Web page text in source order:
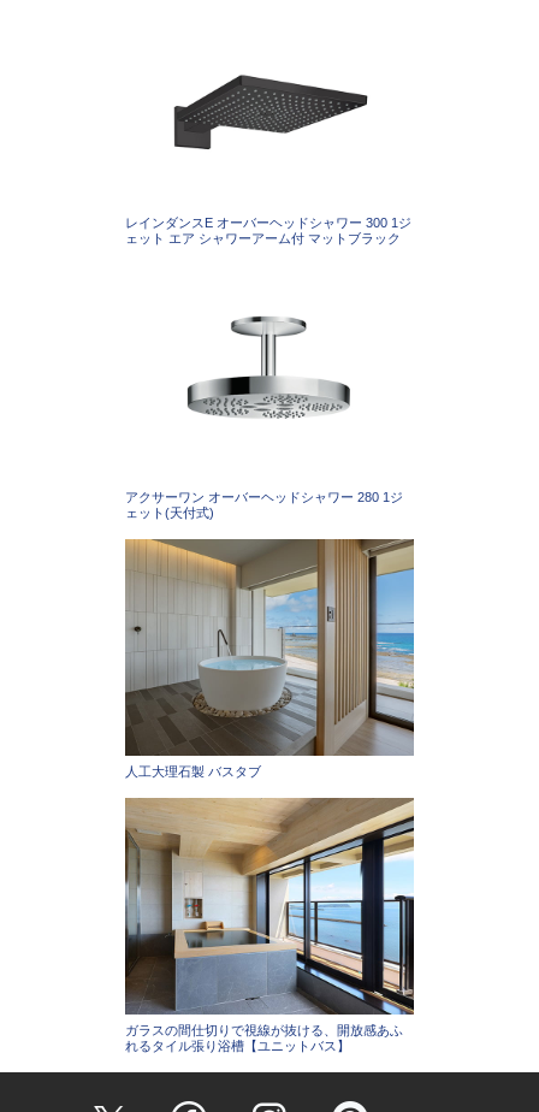
レインダンスE オーバーヘッドシャワー 300 1ジ
ェット エア シャワーアーム付 マットブラック
アクサーワン オーバーヘッドシャワー 280 1ジ
ェット(天付式)
人工大理石製 バスタブ
ガラスの間仕切りで視線が抜ける、開放感あふ
れるタイル張り浴槽【ユニットバス】